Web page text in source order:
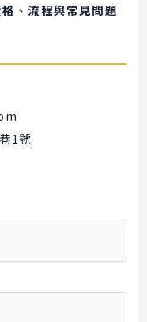
、流程與常見問題
1號